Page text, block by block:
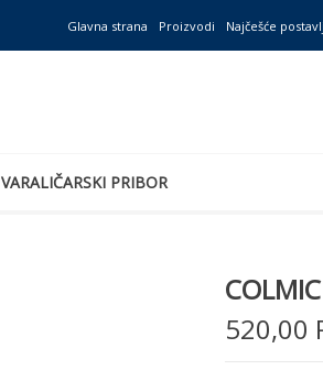
Glavna strana Proizvodi Najčešće
VARALIČARSKI PRIBOR
520,00